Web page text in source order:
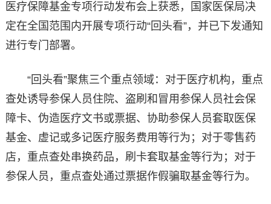
医疗保障基金专项行动发布会上获悉，国家医保局决
定在全国范围内开展专项行动“回头看”，并已下发通知
进行专门部署。
“回头看”聚焦三个重点领域：对于医疗机构，重点
查处诱导参保人员住院、盗刷和冒用参保人员社会保
障卡、伪造医疗文书或票据、协助参保人员套取医保
基金、虚记或多记医疗服务费用等行为；对于零售药
店，重点查处串换药品，刷卡套取基金等行为；对于
参保人员，重点查处通过票据作假骗取基金等行为。